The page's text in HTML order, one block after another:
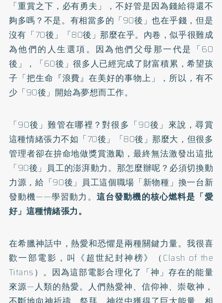
「重賞之下，必有勇夫」，不好管是因為錢給得還不
夠多嗎？不是。有相當多的「90後」也在乎錢，但是
沒有「70後」「80後」那麼在乎。內卷，似乎很難成
為他們的人生選項。因為他們父母那一代是「60
後」，「60後」很多人已經完成了財富積累，希望孩
子「把生命『浪費』在美好的事物上」，所以，有不
少「90後」開始為夢想而工作。
「90後」難管在哪裡？對很多「90後」來說，尋賞
這種情緒張力不如「70後」「80後」那麼大，但很多
管理者卻在拚命地做獎賞激勵，最終無法激發出這批
「90後」員工的澎湃動力。那怎麼辦呢？必須切換動
力源，給「90後」員工這個職場「新物種」換一台新
發動機——學習動力。 這台發動機的核心燃料是「愛
好」這種情緒張力。
在希臘神話中，熱愛和恐懼是兩種關鍵力量。我很喜
歡一部電影，叫《超世紀封神榜》（Clash of the
Titans）。因為這部電影合理化了「神」存在的能量
來源—人類的熱愛。人們熱愛神、信仰神、崇敬神，